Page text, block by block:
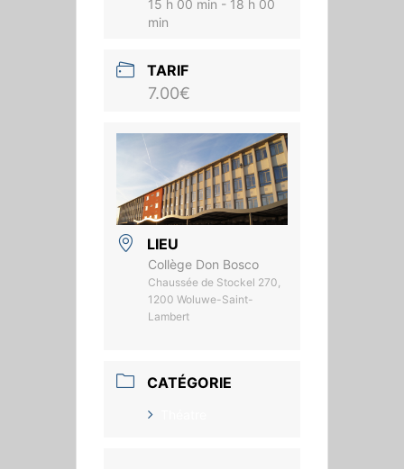
15 h 00 min - 18 h 00
min
TARIF
7.00€
LIEU
Collège Don Bosco
Chaussée de Stockel 270,
1200 Woluwe-Saint-
Lambert
CATÉGORIE